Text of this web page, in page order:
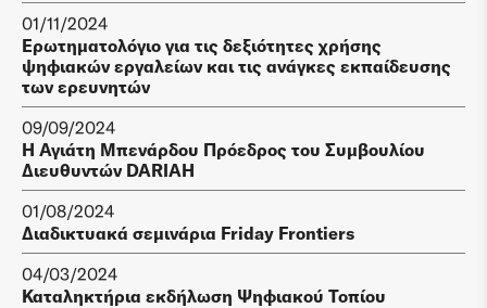
01/11/2024
Ερωτηματολόγιο για τις δεξιότητες χρήσης
ψηφιακών εργαλείων και τις ανάγκες εκπαίδευσης
των ερευνητών
09/09/2024
Η Αγιάτη Μπενάρδου Πρόεδρος του Συμβουλίου
Διευθυντών DARIAH
01/08/2024
Διαδικτυακά σεμινάρια Friday Frontiers
04/03/2024
Καταληκτήρια εκδήλωση Ψηφιακού Τοπίου